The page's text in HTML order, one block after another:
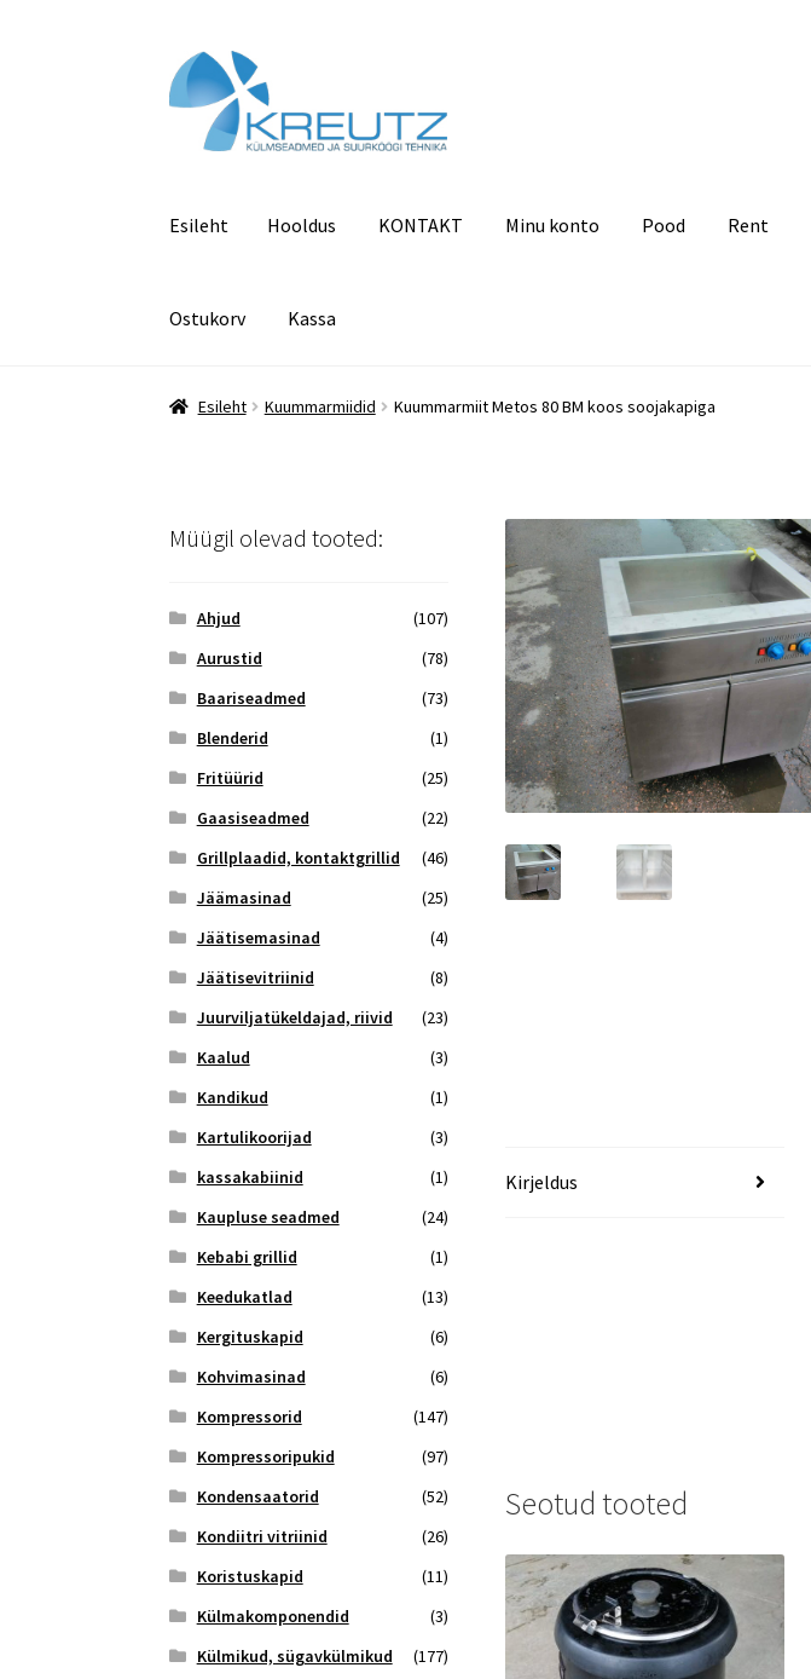
Liigu
navigeerimisele
Liigu
sisu
juurde
Esileht Hooldus KONTAKT Minu konto Pood Rent
Ostukorv Kassa
Esileht Hooldus KONTAKT Minu konto Pood Rent Teenused Transport
Esileht Kuummarmiidid Kuummarmiit Metos 80 BM koos soojakapiga
Kirjeldus
Seotud tooted
Müügil olevad tooted:
Ahjud
(107)
Aurustid
(78)
Baariseadmed
(73)
Blenderid
(1)
Fritüürid
(25)
Gaasiseadmed
(22)
Grillplaadid, kontaktgrillid
(46)
Jäämasinad
(25)
Jäätisemasinad
(4)
Jäätisevitriinid
(8)
Juurviljatükeldajad, riivid
(23)
Kaalud
(3)
Kandikud
(1)
Kartulikoorijad
(3)
kassakabiinid
(1)
Kaupluse seadmed
(24)
Kebabi grillid
(1)
Keedukatlad
(13)
Kergituskapid
(6)
Kohvimasinad
(6)
Kompressorid
(147)
Kompressoripukid
(97)
Kondensaatorid
(52)
Kondiitri vitriinid
(26)
Koristuskapid
(11)
Külmakomponendid
(3)
Külmikud, sügavkülmikud
(177)